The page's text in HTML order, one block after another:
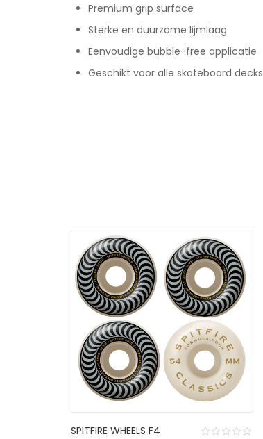
Premium grip surface
Sterke en duurzame lijmlaag
Eenvoudige bubble-free applicatie
Geschikt voor alle skateboard decks
SPITFIRE WHEELS F4